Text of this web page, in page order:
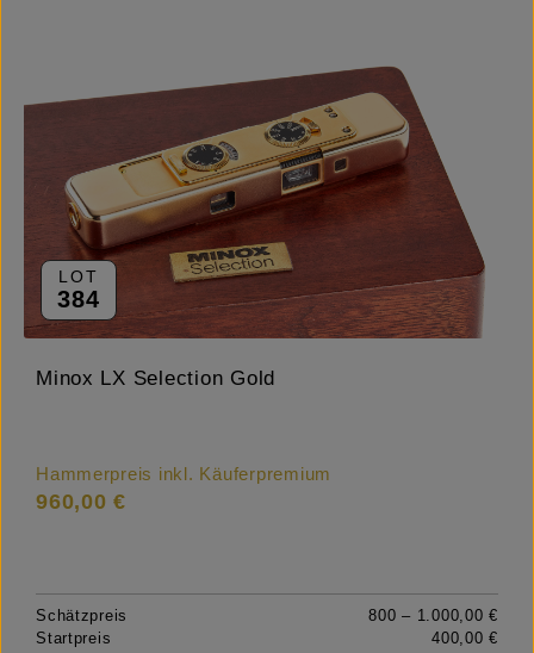
LOT
384
Minox LX Selection Gold
Hammerpreis inkl. Käuferpremium
960,00 €
Schätzpreis
800 – 1.000,00 €
Startpreis
400,00 €